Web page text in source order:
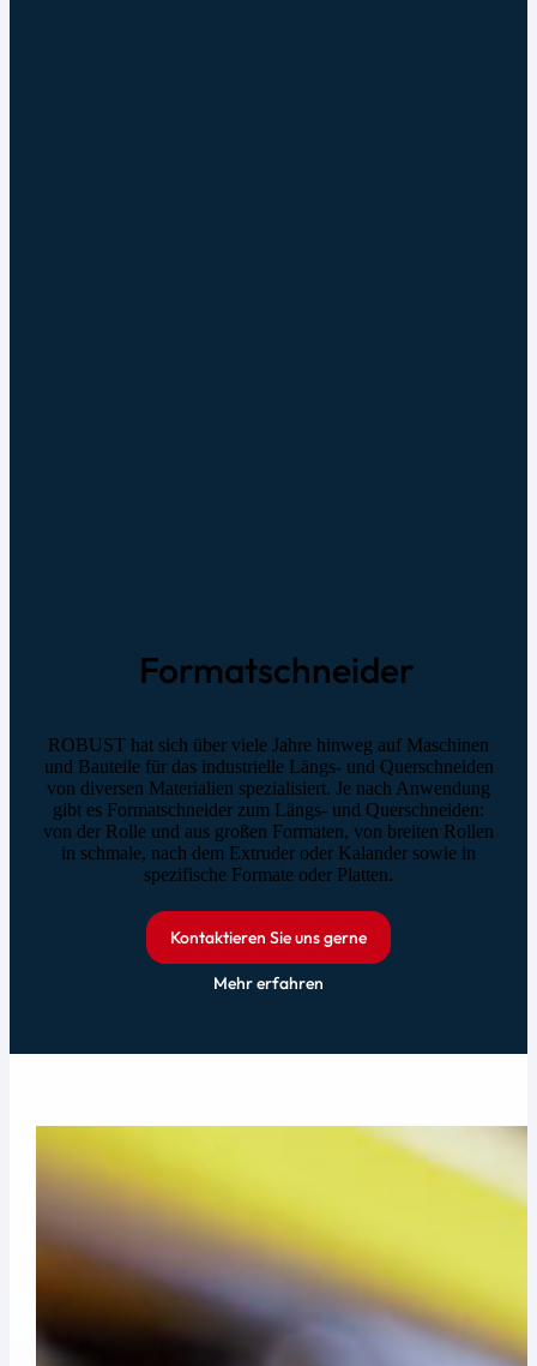
Formatschneider
ROBUST hat sich über viele Jahre hinweg auf Maschinen
und Bauteile für das industrielle Längs- und Querschneiden
von diversen Materialien spezialisiert. Je nach Anwendung
gibt es Formatschneider zum Längs- und Querschneiden:
von der Rolle und aus großen Formaten, von breiten Rollen
in schmale, nach dem Extruder oder Kalander sowie in
spezifische Formate oder Platten.
Kontaktieren Sie uns gerne
Mehr erfahren